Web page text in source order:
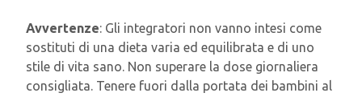
Avvertenze: Gli integratori non vanno intesi come
sostituti di una dieta varia ed equilibrata e di uno
stile di vita sano. Non superare la dose giornaliera
consigliata. Tenere fuori dalla portata dei bambini al